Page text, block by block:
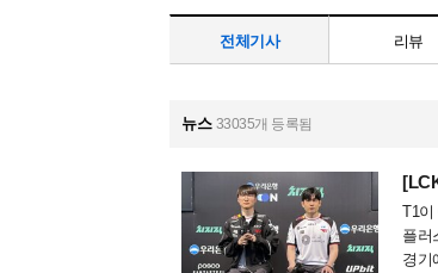
전체기사 리뷰
뉴스 33035개 등록됨
T1이
플러
경기